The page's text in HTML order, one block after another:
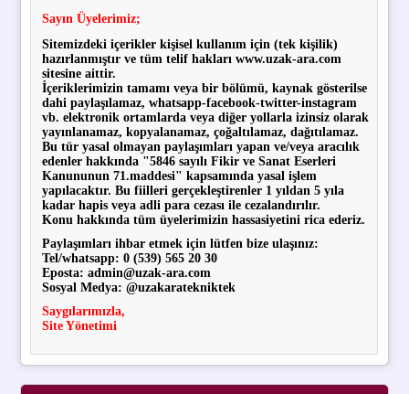
Sayın Üyelerimiz;
Sitemizdeki içerikler kişisel kullanım için (tek kişilik)
hazırlanmıştır ve tüm telif hakları www.uzak-ara.com
sitesine aittir.
İçeriklerimizin tamamı veya bir bölümü, kaynak gösterilse
dahi paylaşılamaz, whatsapp-facebook-twitter-instagram
vb. elektronik ortamlarda veya diğer yollarlaizinsiz olarak
yayınlanamaz, kopyalanamaz, çoğaltılamaz, dağıtılamaz.
Bu tür yasal olmayan paylaşımları yapan ve/veya aracılık
edenler hakkında "5846 sayılı Fikir ve Sanat Eserleri
Kanununun 71.maddesi" kapsamında yasal işlem
yapılacaktır. Bu fiilleri gerçekleştirenler 1 yıldan 5 yıla
kadar hapis veya adli para cezası ile cezalandırılır.
Konu hakkında tüm üyelerimizin hassasiyetini rica ederiz.
Paylaşımları ihbar etmek için lütfen bize ulaşınız:
Tel/whatsapp: 0 (539) 565 20 30
Eposta: admin@uzak-ara.com
Sosyal Medya: @uzakaratekniktek
Saygılarımızla,
Site Yönetimi